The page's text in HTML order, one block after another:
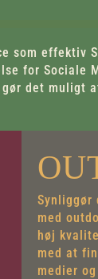
som effektiv
for Sociale
gør det muligt
Synliggør
med
høj
med at
medier